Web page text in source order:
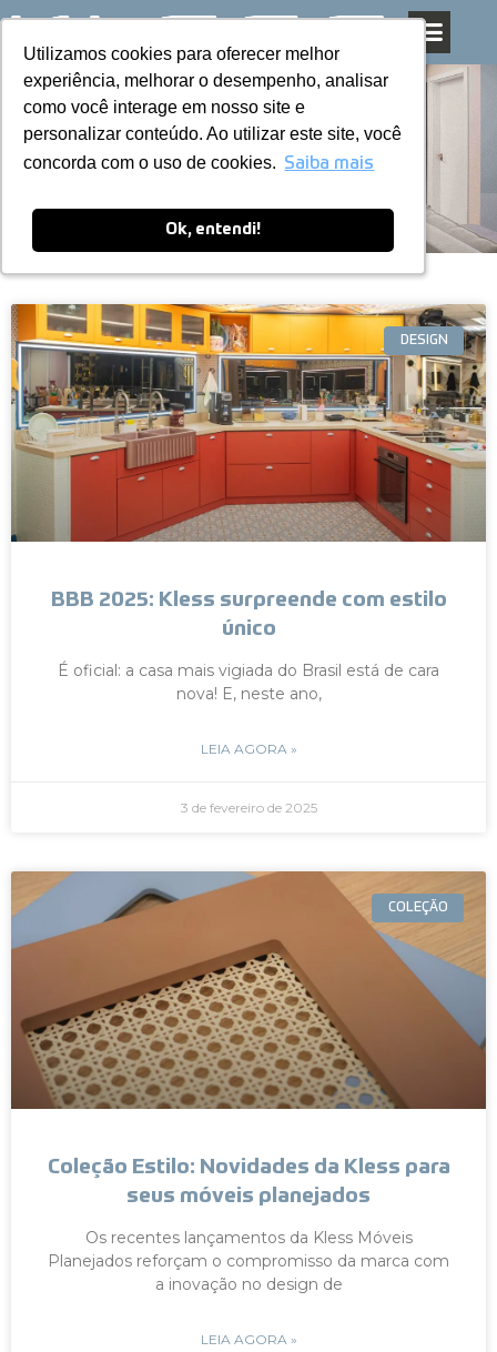
Utilizamos cookies para oferecer melhor
experiência, melhorar o desempenho, analisar
como você interage em nosso site e
personalizar conteúdo. Ao utilizar este site, você
concorda com o uso de cookies. Saiba mais
Ok, entendi!
Utilizamos cookies para oferecer melhor
experiência, melhorar o desempenho, analisar
como você interage em nosso site e
personalizar conteúdo. Ao utilizar este site, você
concorda com o uso de cookies. Saiba mais
Ok, entendi!
Pular
para
o
conteúdo
Blog
DESIGN
BBB 2025: Kless surpreende com estilo
único
É oficial: a casa mais vigiada do Brasil está de cara
nova! E, neste ano,
LEIA AGORA »
3 de fevereiro de 2025
COLEÇÃO
Coleção Estilo: Novidades da Kless para
seus móveis planejados
Os recentes lançamentos da Kless Móveis
Planejados reforçam o compromisso da marca com
a inovação no design de
LEIA AGORA »